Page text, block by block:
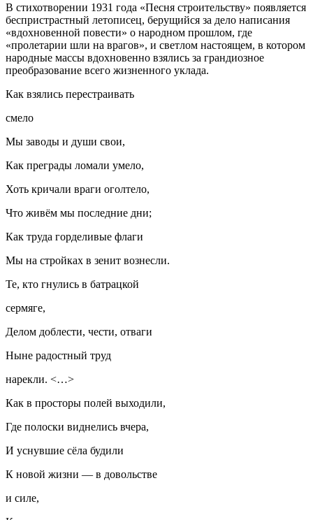
В стихотворении 1931 года «Песня строительству» появляется
беспристрастный летописец, берущийся за дело написания
«вдохновенной повести» о народном прошлом, где
«пролетарии шли на врагов», и светлом настоящем, в котором
народные массы вдохновенно взялись за грандиозное
преобразование всего жизненного уклада.
Как взялись перестраивать
смело
Мы заводы и души свои,
Как преграды ломали умело,
Хоть кричали враги оголтело,
Что живём мы последние дни;
Как труда горделивые флаги
Мы на стройках в зенит вознесли.
Те, кто гнулись в батрацкой
сермяге,
Делом доблести, чести, отваги
Ныне радостный труд
нарекли. <…>
Как в просторы полей выходили,
Где полоски виднелись вчера,
И уснувшие сёла будили
К новой жизни — в довольстве
и силе,